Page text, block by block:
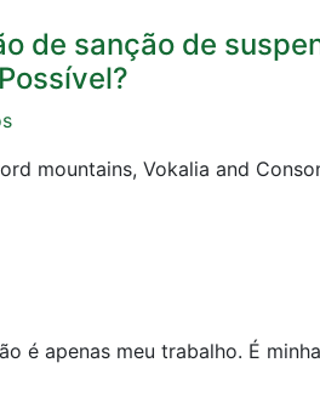
de sanção de
mountains, Vokalia and
é apenas meu trabalho. É